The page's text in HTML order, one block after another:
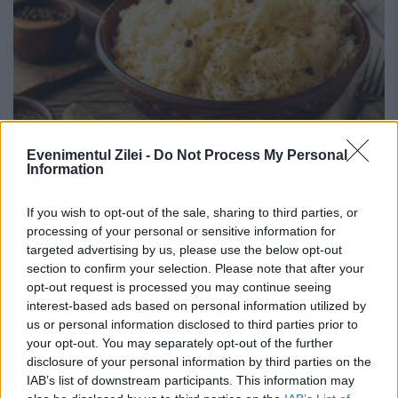
Evenimentul Zilei - Do Not Process My Personal
Information
If you wish to opt-out of the sale, sharing to third parties, or
processing of your personal or sensitive information for
targeted advertising by us, please use the below opt-out
section to confirm your selection. Please note that after your
opt-out request is processed you may continue seeing
interest-based ads based on personal information utilized by
us or personal information disclosed to third parties prior to
your opt-out. You may separately opt-out of the further
disclosure of your personal information by third parties on the
IAB’s list of downstream participants. This information may
Varza murată, noua obsesie alimentară
din administrația Trump. Kennedy și
Vance nu pleacă nicăieri fără ea
18 IUNIE 2026
Un regim alimentar bazat pe alimente
fermentate și carne provenită de la animale
crescute natural a devenit tot mai popular